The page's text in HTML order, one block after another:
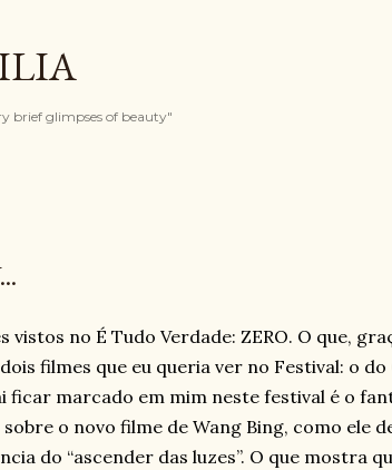
brief glimpses of beauty"
vistos no É Tudo Verdade: ZERO. O que,
filmes que eu queria ver no Festival: o
ficar marcado em mim neste festival é o
o novo filme de Wang Bing, como ele
do “ascender das luzes”. O que mostra